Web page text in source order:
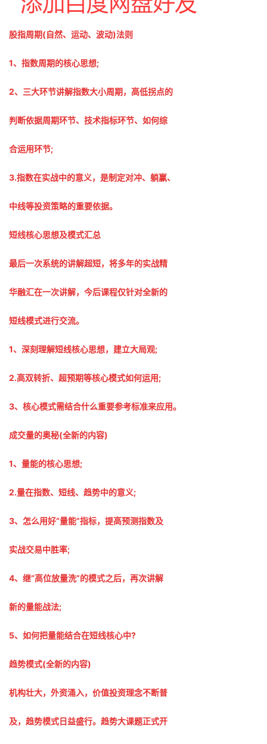
股指周期(自然、运动、波动)法则
1、指数周期的核心思想;
2、三大环节讲解指数大小周期，高低拐点的
判断依据周期环节、技术指标环节、如何综
合运用环节;
3.指数在实战中的意义，是制定对冲、躺赢、
中线等投资策略的重要依据。
短线核心思想及模式汇总
最后一次系统的讲解超短，将多年的实战精
华融汇在一次讲解，今后课程仅针对全新的
短线模式进行交流。
1、深刻理解短线核心思想，建立大局观;
2.高双转折、超预期等核心模式如何运用;
3、核心模式需结合什么重要参考标准来应用。
成交量的奥秘(全新的内容)
1、量能的核心思想;
2.量在指数、短线、趋势中的意义;
3、怎么用好“量能”指标，提高预测指数及
实战交易中胜率;
4、继“高位放量洗”的模式之后，再次讲解
新的量能战法;
5、如何把量能结合在短线核心中?
趋势模式(全新的内容)
机构壮大，外资涌入，价值投资理念不断普
及，趋势模式日益盛行。趋势大课题正式开